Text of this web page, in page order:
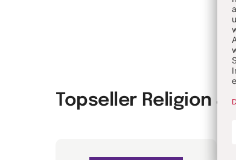
Topseller Religion